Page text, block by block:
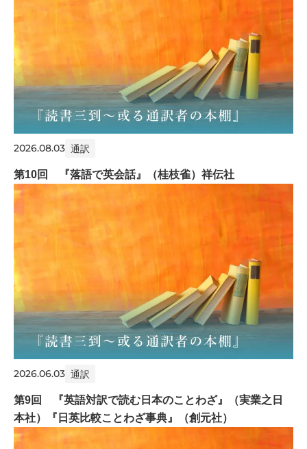
2026.08.03 通訳
第10回 『落語で英会話』（桂枝雀）祥伝社
2026.06.03 通訳
第9回 『英語対訳で読む日本のことわざ』（実業之日
本社）『日英比較ことわざ事典』（創元社）